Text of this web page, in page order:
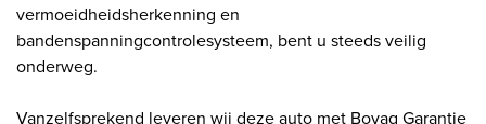
vermoeidheidsherkenning en
bandenspanningcontrolesysteem, bent u steeds veilig
onderweg.
Vanzelfsprekend leveren wij deze auto met Bovag Garantie